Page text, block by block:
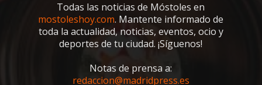
Todas las noticias de Móstoles en
mostoleshoy.com. Mantente informado de
toda la actualidad, noticias, eventos, ocio y
deportes de tu ciudad. ¡Síguenos!
Notas de prensa a:
redaccion@madridpress.es